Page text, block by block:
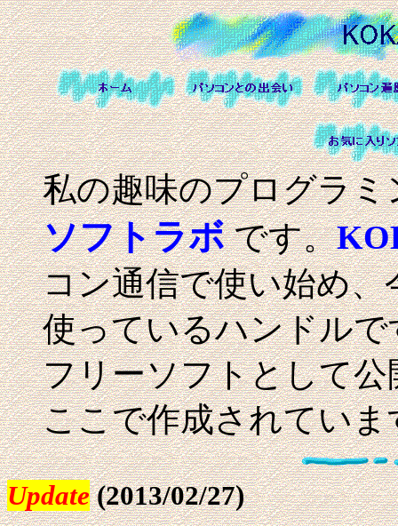
私の趣味のプログラ
ソフトラボです。
コン通信で使い始め
使っているハンドルで
フリーソフトとして
ここで作成されていま
Update(2013/02/27)